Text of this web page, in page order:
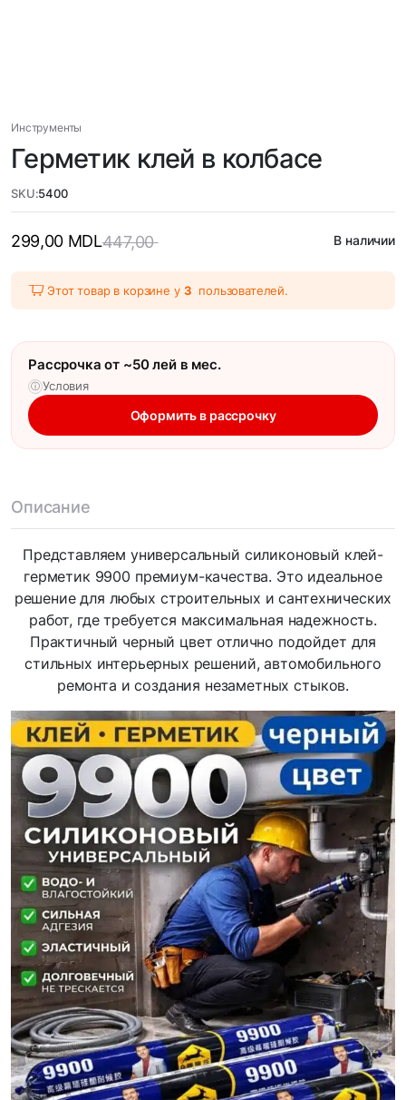
Инструменты
Герметик клей в колбасе
SKU:5400
447,00
299,00 MDL В наличии
Этот товар в корзине у 3 пользователей.
Рассрочка от ~50 лей в мес.
ⓘ Условия
Оформить в рассрочку
Описание
Представляем универсальный силиконовый клей-
герметик 9900 премиум-качества. Это идеальное
решение для любых строительных и сантехнических
работ, где требуется максимальная надежность.
Практичный черный цвет отлично подойдет для
стильных интерьерных решений, автомобильного
ремонта и создания незаметных стыков.